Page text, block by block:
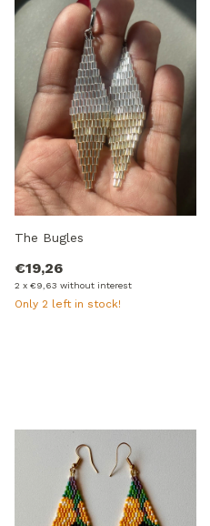
The Bugles
€19,26
2 x €9,63 without interest
Only 2 left in stock!